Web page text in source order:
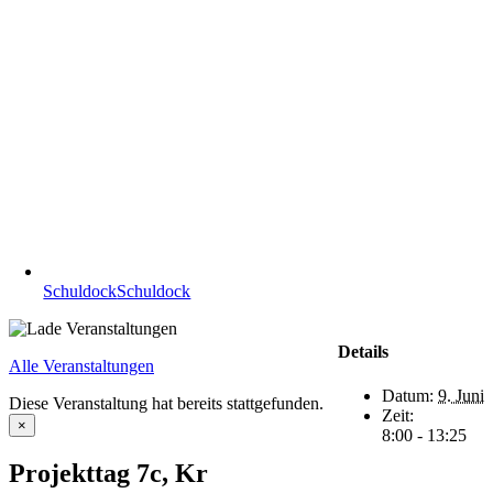
SchuldockSchuldock
Alle Veranstaltungen
Diese Veranstaltung hat bereits stattgefunden.
×
Projekttag 7c, Kr
Details
Datum: 9. Juni
Zeit:
8:00 - 13:25